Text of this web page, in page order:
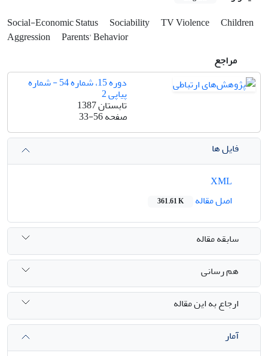
Social-Economic Status Sociability TV Violence
Children
Aggression
Parents' Behavior
مراجع
دوره 15، شماره 54 - شماره
پیاپی 2
تابستان 1387
صفحه33-56
فایل ها
اصل مقاله
361.61 K
سابقه مقاله
هم رسانی
ارجاع به این مقاله
آمار